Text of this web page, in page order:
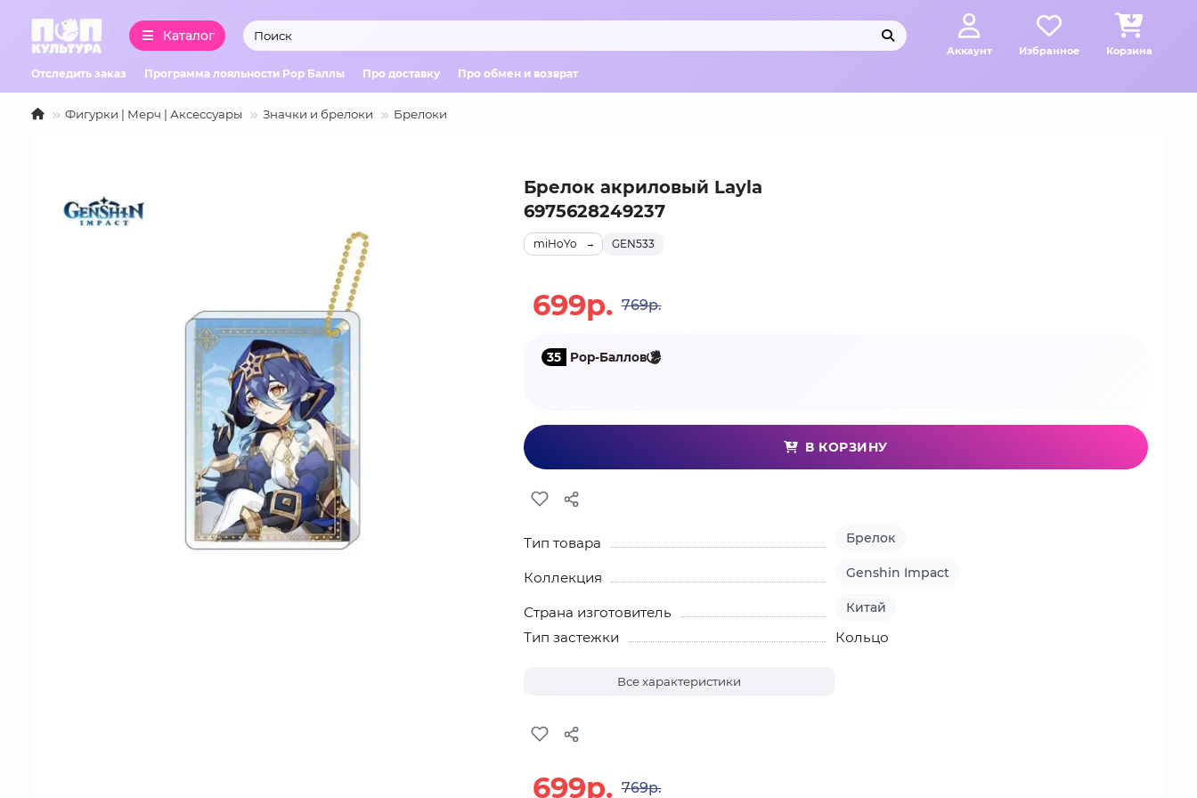
Каталог
Аккаунт Избранное Корзина
Отследить заказ Программа лояльности Pop Баллы Про доставку Про обмен и возврат
Фигурки | Мерч | Аксессуары Значки и брелоки Брелоки
Брелок акриловый Layla
6975628249237
GEN533
miHoYo
699р. 769р.
35 Pop-Баллов
В КОРЗИНУ
Тип товара Брелок
Коллекция Genshin Impact
Страна изготовитель Китай
Тип застежки Кольцо
Все характеристики
699р. 769р.